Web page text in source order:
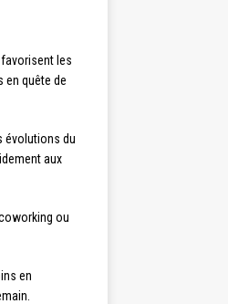
les
en quête de
évolutions du
aux
ou
en